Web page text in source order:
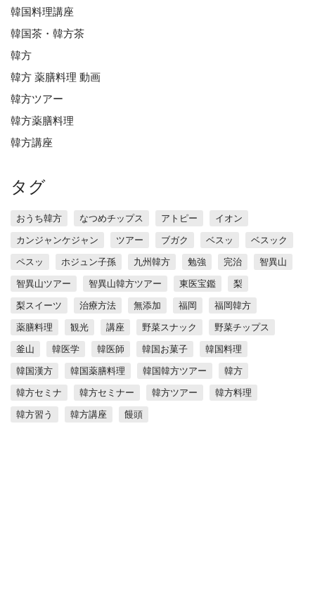
韓国料理講座
韓国茶・韓方茶
韓方
韓方 薬膳料理 動画
韓方ツアー
韓方薬膳料理
韓方講座
タグ
おうち韓方 なつめチップス アトピー
イオン
カンジャンケジャン
ツアー ブガク ベスッ
ベスック
ペスッ
ホジュン子孫 九州韓方 勉強 完治
智異山
智異山ツアー
智異山韓方ツアー 東医宝鑑
梨
梨スイーツ
治療方法 無添加 福岡
福岡韓方
薬膳料理
観光 講座 野菜スナック
野菜チップス
釜山
韓医学 韓医師 韓国お菓子
韓国料理
韓国漢方
韓国薬膳料理 韓国韓方ツアー
韓方
韓方セミナ
韓方セミナー 韓方ツアー
韓方料理
韓方習う
韓方講座 饅頭